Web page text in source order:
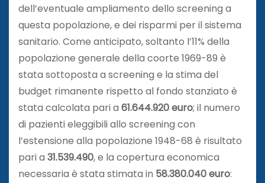
dell’eventuale ampliamento dello screening a
questa popolazione, e dei risparmi per il sistema
sanitario. Come anticipato, soltanto l’11% della
popolazione generale della coorte 1969-89 è
stata sottoposta a screening e la stima del
budget rimanente rispetto al fondo stanziato è
stata calcolata pari a 61.644.920 euro; il numero
di pazienti eleggibili allo screening con
l’estensione alla popolazione 1948-68 è risultato
pari a 31.539.490, e la copertura economica
necessaria è stata stimata in 58.380.040 euro: